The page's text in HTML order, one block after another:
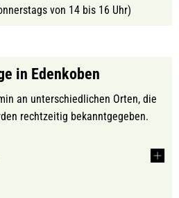
von 14 bis 16 Uhr)
in Edenkoben
an unterschiedlichen Orten, die
rechtzeitig bekanntgegeben.